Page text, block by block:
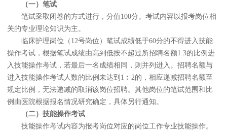
（一）笔试
笔试采取闭卷的方式进行，分值100分。考试内容以报考岗位相
关的专业理论知识为主。
临床护理岗位（12号岗位）笔试成绩低于60分的不得进入技能
操作考试，根据笔试成绩由高到低按不超过所招聘名额1:3的比例进
入技能操作考试，若最后一名成绩相同，则并列进入。招聘名额与
进入技能操作考试人数的比例未达到1︰2的，相应递减招聘名额至
规定比例，无法递减的取消该岗位招聘。其他岗位的笔试范围和比
例由医院根据报名情况研究确定，具体另行通知。
（二）技能操作考试
技能操作考试内容为报考岗位对应的岗位工作专业技能操作。